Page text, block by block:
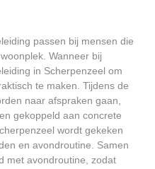
passen bij mensen die
Wanneer bij
in Scherpenzeel om
te maken. Tijdens de
naar afspraken gaan,
gekoppeld aan concrete
wordt gekeken
en avondroutine. Samen
met avondroutine, zodat